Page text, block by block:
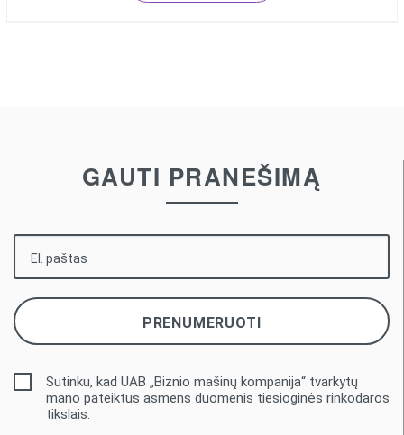
GAUTI PRANEŠIMĄ
Sutinku, kad UAB „Biznio mašinų kompanija“ tvarkytų
mano pateiktus asmens duomenis tiesioginės rinkodaros
tikslais.